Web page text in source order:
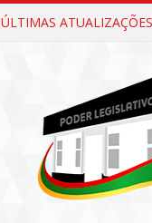
ÚLTIMAS